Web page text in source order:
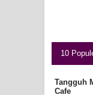
10
Tangguh
Cafe